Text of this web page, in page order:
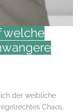
welche
der weibliche
Chaos.